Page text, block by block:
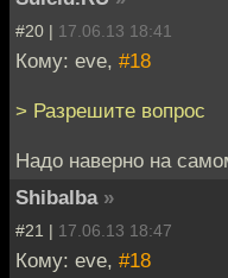
#20 | 17.06.13 18:41
Кому: eve, #18
> Разрешите вопрос
Надо наверно на
Shibalba »
#21 | 17.06.13 18:47
Кому: eve, #18